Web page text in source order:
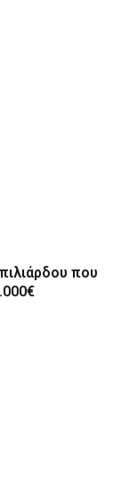
που